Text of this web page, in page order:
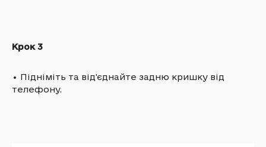
Крок 3
• Підніміть та від'єднайте задню кришку від
телефону.